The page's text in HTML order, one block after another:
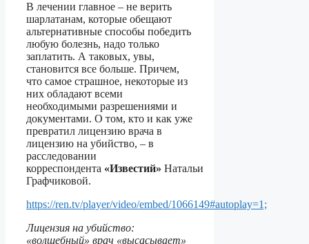
В лечении главное – не верить
шарлатанам, которые обещают
альтернативные способы победить
любую болезнь, надо только
заплатить. А таковых, увы,
становится все больше. Причем,
что самое страшное, некоторые из
них обладают всеми
необходимыми разрешениями и
документами. О том, кто и как уже
превратил лицензию врача в
лицензию на убийство, – в
расследовании
корреспондента «Известий» Натальи
Графчиковой.
https://ren.tv/player/video/embed/1066149#autoplay=1;
Лицензия на убийство:
«волшебный» врач «высасывает»